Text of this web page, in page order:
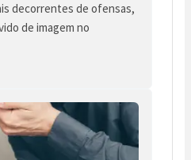
decorrentes de ofensas,
de imagem no